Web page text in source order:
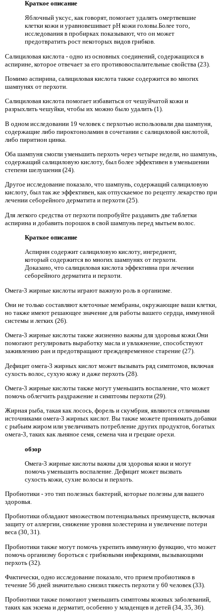
Краткое описание
Яблочный уксус, как говорят, помогает удалять омертвевшие
клетки кожи и уравновешивает pH кожи головы.Более того,
исследования в пробирках показывают, что он может
предотвратить рост некоторых видов грибков.
Салициловая кислота - одно из основных соединений, содержащихся в
аспирине, которое отвечает за его противовоспалительные свойства (23).
Помимо аспирина, салициловая кислота также содержится во многих
шампунях от перхоти.
Салициловая кислота помогает избавиться от чешуйчатой ​​кожи и
разрыхлить чешуйки, чтобы их можно было удалить (1).
В одном исследовании 19 человек с перхотью использовали два шампуня,
содержащие либо пироктоноламин в сочетании с салициловой кислотой,
либо пиритион цинка.
Оба шампуня смогли уменьшить перхоть через четыре недели, но шампунь,
содержащий салициловую кислоту, был более эффективен в уменьшении
степени шелушения (24).
Другое исследование показало, что шампунь, содержащий салициловую
кислоту, был так же эффективен, как отпускаемое по рецепту лекарство при
лечении себорейного дерматита и перхоти (25).
Для легкого средства от перхоти попробуйте раздавить две таблетки
аспирина и добавить порошок в свой шампунь перед мытьем волос.
Краткое описание
Аспирин содержит салициловую кислоту, ингредиент,
который содержится во многих шампунях от перхоти.
Доказано, что салициловая кислота эффективна при лечении
себорейного дерматита и перхоти.
Омега-3 жирные кислоты играют важную роль в организме.
Они не только составляют клеточные мембраны, окружающие ваши клетки,
но также имеют решающее значение для работы вашего сердца, иммунной
системы и легких (26).
Омега-3 жирные кислоты также жизненно важны для здоровья кожи.Они
помогают регулировать выработку масла и увлажнение, способствуют
заживлению ран и предотвращают преждевременное старение (27).
Дефицит омега-3 жирных кислот может вызывать ряд симптомов, включая
сухость волос, сухую кожу и даже перхоть (28).
Омега-3 жирные кислоты также могут уменьшить воспаление, что может
помочь облегчить раздражение и симптомы перхоти (29).
Жирная рыба, такая как лосось, форель и скумбрия, являются отличными
источниками омега-3 жирных кислот. Вы также можете принимать добавки
с рыбьим жиром или увеличивать потребление других продуктов, богатых
омега-3, таких как льняное семя, семена чиа и грецкие орехи.
обзор
Омега-3 жирные кислоты важны для здоровья кожи и могут
помочь уменьшить воспаление. Дефицит может вызвать
сухость кожи, сухие волосы и перхоть.
Пробиотики - это тип полезных бактерий, которые полезны для вашего
здоровья.
Пробиотики обладают множеством потенциальных преимуществ, включая
защиту от аллергии, снижение уровня холестерина и увеличение потери
веса (30, 31).
Пробиотики также могут помочь укрепить иммунную функцию, что может
помочь организму бороться с грибковыми инфекциями, вызывающими
перхоть (32).
Фактически, одно исследование показало, что прием пробиотиков в
течение 56 дней значительно снизил тяжесть перхоти у 60 человек (33).
Пробиотики также помогают уменьшить симптомы кожных заболеваний,
таких как экзема и дерматит, особенно у младенцев и детей (34, 35, 36).